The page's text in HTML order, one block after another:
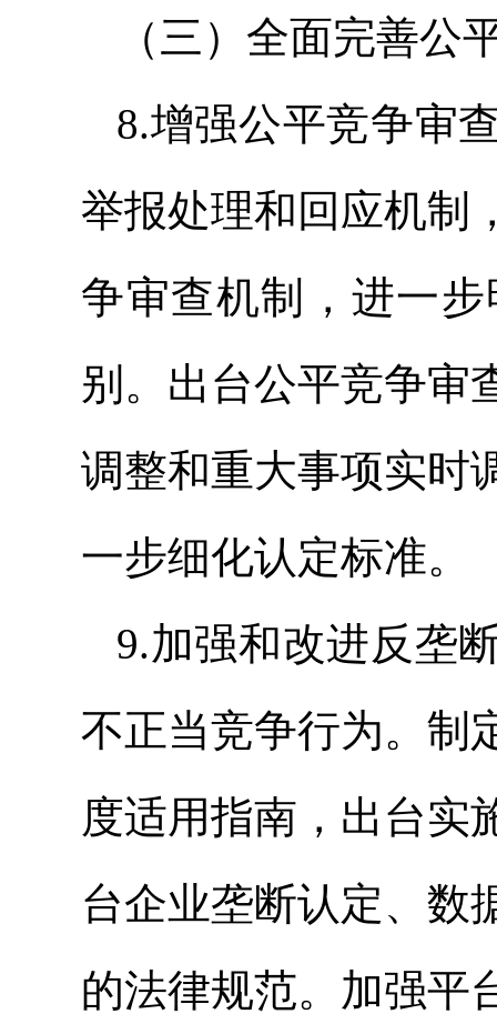
（三）全面完善公
8.增强公平竞争审
举报处理和回应机制
争审查机制，进一
别。出台公平竞争审
调整和重大事项实时
一步细化认定标准。
9.加强和改进反垄
不正当竞争行为。制
度适用指南，出台实
台企业垄断认定、数
的法律规范。加强平